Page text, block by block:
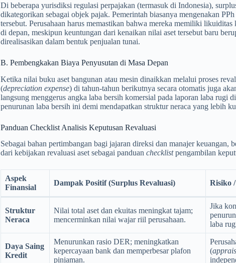
Di beberapa yurisdiksi regulasi perpajakan (termasuk di Indonesia),
dikategorikan sebagai objek pajak. Pemerintah biasanya mengenakan
tersebut. Perusahaan harus memastikan bahwa mereka memiliki
di depan, meskipun keuntungan dari kenaikan nilai aset tersebut baru
direalisasikan dalam bentuk penjualan tunai.
B. Pembengkakan Biaya Penyusutan di Masa Depan
Ketika nilai buku aset bangunan atau mesin dinaikkan melalui proses
(depreciation expense) di tahun-tahun berikutnya secara otomatis juga
langsung menggerus angka laba bersih komersial pada laporan laba rugi
penurunan laba bersih ini demi mendapatkan struktur neraca yang lebih
Panduan Checklist Analisis Keputusan Revaluasi
Sebagai bahan pertimbangan bagi jajaran direksi dan manajer
dari kebijakan revaluasi aset sebagai panduan checklistpengambilan
Aspek
Finansial
Dampak Positif (Surplus Revaluasi) Risiko
Struktur
Neraca
Nilai total aset dan ekuitas meningkat tajam;
mencerminkan nilai wajar riil perusahaan.
Jika
laba
Daya Saing
Kredit
Menurunkan rasio DER; meningkatkan
kepercayaan bank dan memperbesar plafon
pinjaman.
(